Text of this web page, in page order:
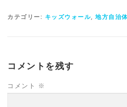
カテゴリー: キッズウォール, 地方自治
コメントを残す
コメント ※